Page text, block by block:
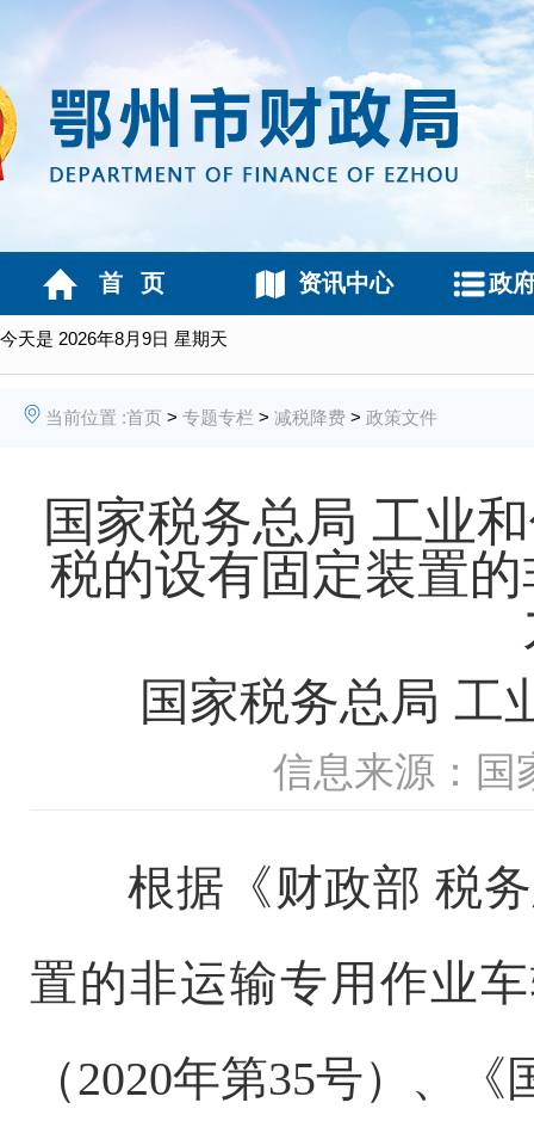
今天是 2026年8月9日 星期天
首 页 资讯中心 政
当前位置 :首页 > 专题专栏 > 减税降费 > 政策文件
国家税务总局 工业
税的设有固定装置
国家税务总局 工
信息来源：国
根据《财政部 税务
置的非运输专用作业
（2020年第35号）、